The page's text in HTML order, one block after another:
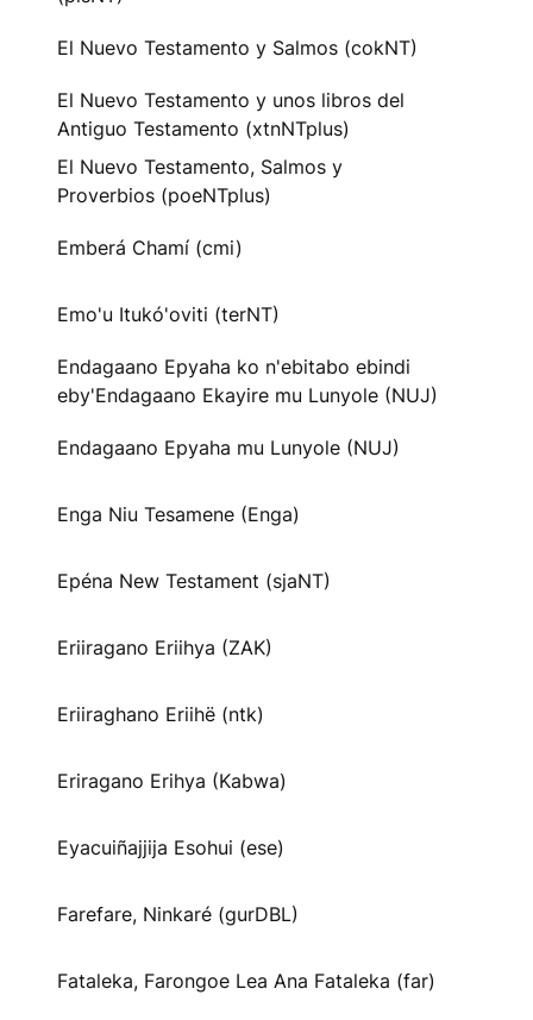
El Nuevo Testamento y Salmos (cokNT)
El Nuevo Testamento y unos libros del
Antiguo Testamento (xtnNTplus)
El Nuevo Testamento, Salmos y
Proverbios (poeNTplus)
Emberá Chamí (cmi)
Emo'u Itukó'oviti (terNT)
Endagaano Epyaha ko n'ebitabo ebindi
eby'Endagaano Ekayire mu Lunyole (NUJ)
Endagaano Epyaha mu Lunyole (NUJ)
Enga Niu Tesamene (Enga)
Epéna New Testament (sjaNT)
Eriiragano Eriihya (ZAK)
Eriiraghano Eriihë (ntk)
Eriragano Erihya (Kabwa)
Eyacuiñajjija Esohui (ese)
Farefare, Ninkaré (gurDBL)
Fataleka, Farongoe Lea Ana Fataleka (far)